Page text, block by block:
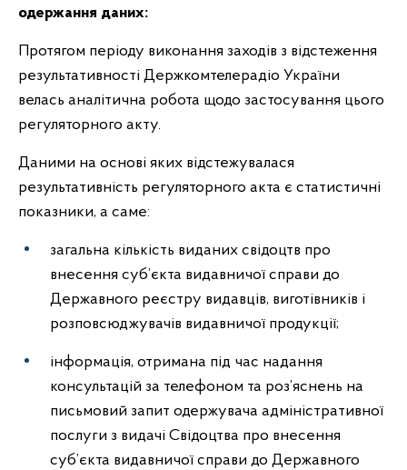
одержання даних:
Протягом періоду виконання заходів з відстеження
результативності Держкомтелерадіо України
велась аналітична робота щодо застосування цього
регуляторного акту.
Даними на основі яких відстежувалася
результативність регуляторного акта є статистичні
показники, а саме:
загальна кількість виданих свідоцтв про
внесення суб’єкта видавничої справи до
Державного реєстру видавців, виготівників і
розповсюджувачів видавничої продукції;
інформація, отримана під час надання
консультацій за телефоном та роз’яснень на
письмовий запит одержувача адміністративної
послуги з видачі Свідоцтва про внесення
суб’єкта видавничої справи до Державного